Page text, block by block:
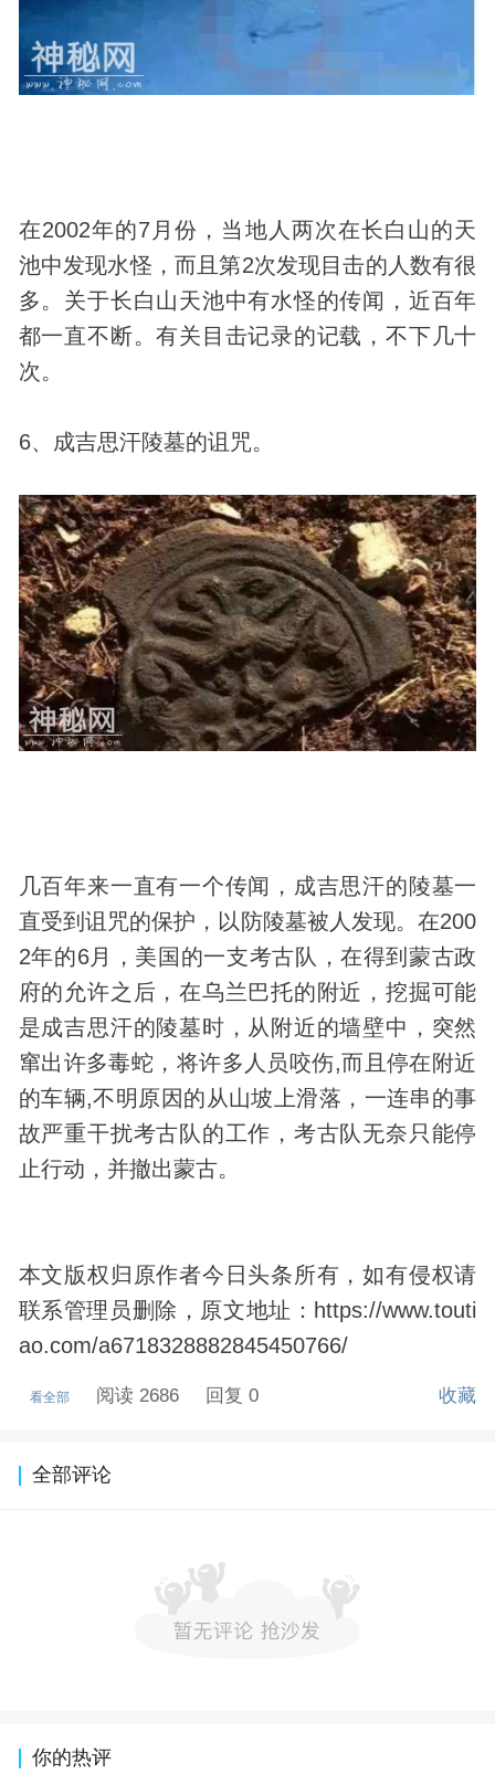
在2002年的7月份，当地人两次在长白山的天
池中发现水怪，而且第2次发现目击的人数有很
多。关于长白山天池中有水怪的传闻，近百年
都一直不断。有关目击记录的记载，不下几十
次。
6、成吉思汗陵墓的诅咒。
几百年来一直有一个传闻，成吉思汗的陵墓一
直受到诅咒的保护，以防陵墓被人发现。在200
2年的6月，美国的一支考古队，在得到蒙古政
府的允许之后，在乌兰巴托的附近，挖掘可能
是成吉思汗的陵墓时，从附近的墙壁中，突然
窜出许多毒蛇，将许多人员咬伤,而且停在附近
的车辆,不明原因的从山坡上滑落，一连串的事
故严重干扰考古队的工作，考古队无奈只能停
止行动，并撤出蒙古。
本文版权归原作者今日头条所有，如有侵权请
联系管理员删除，原文地址：https://www.touti
ao.com/a6718328882845450766/
看全部 阅读 2686 回复 0 收藏
全部评论
你的热评